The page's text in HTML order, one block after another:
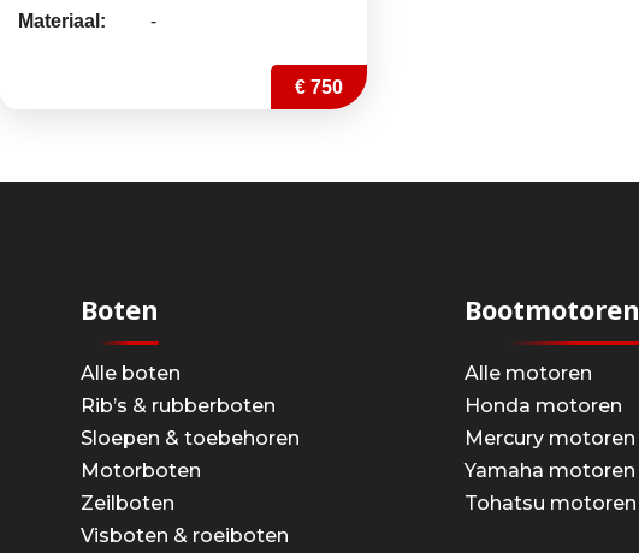
Materiaal:
-
€ 750
Boten
Alle boten
Rib’s & rubberboten
Sloepen & toebehoren
Motorboten
Zeilboten
Visboten & roeiboten
Bootmotoren
Alle motoren
Honda motoren
Mercury motoren
Yamaha motoren
Tohatsu motoren